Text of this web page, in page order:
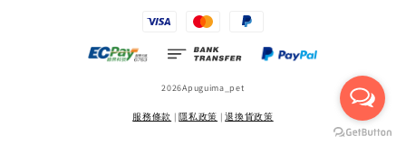
2026Apuguima_pet
服務條款 |隱私政策 |退換貨政策